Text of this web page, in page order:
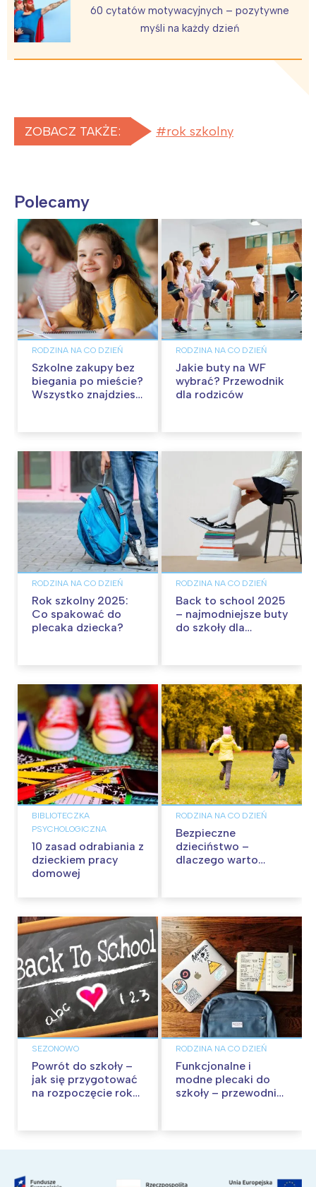
60 cytatów motywacyjnych – pozytywne
myśli na każdy dzień
ZOBACZ TAKŻE: rok szkolny
Polecamy
RODZINA NA CO DZIEŃ
Szkolne zakupy bez
biegania po mieście?
Wszystko znajdziesz
RODZINA NA CO DZIEŃ
Jakie buty na WF
wybrać? Przewodnik
dla rodziców
RODZINA NA CO DZIEŃ
Rok szkolny 2025:
Co spakować do
plecaka dziecka?
RODZINA NA CO DZIEŃ
Back to school 2025
– najmodniejsze buty
do szkoły dla
BIBLIOTECZKA
PSYCHOLOGICZNA
10 zasad odrabiania z
dzieckiem pracy
domowej
RODZINA NA CO DZIEŃ
Bezpieczne
dzieciństwo –
dlaczego warto
dzieci i młodzieży?
Jak działa
ubezpieczenie NNW
szkolne Twojego
dziecka?
SEZONOWO
Powrót do szkoły –
jak się przygotować
na rozpoczęcie roku
RODZINA NA CO DZIEŃ
Funkcjonalne i
modne plecaki do
szkoły – przewodnik